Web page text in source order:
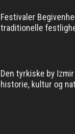
Festivaler
traditionelle
Den tyrkiske by
historie, kultur og